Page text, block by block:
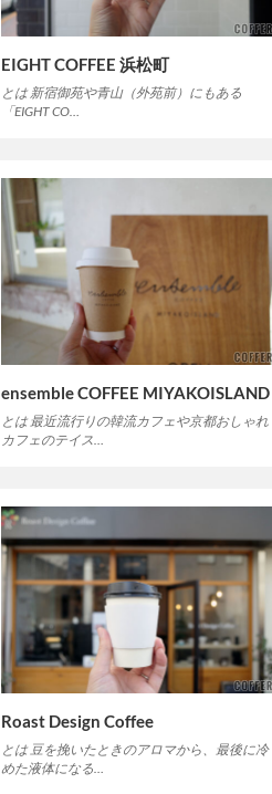
EIGHT COFFEE 浜松町
とは 新宿御苑や青山（外苑前）にもある
「EIGHT CO…
ensemble COFFEE MIYAKOISLAND
とは 最近流行りの韓流カフェや京都おしゃれ
カフェのテイス…
Roast Design Coffee
とは 豆を挽いたときのアロマから、最後に冷
めた液体になる…